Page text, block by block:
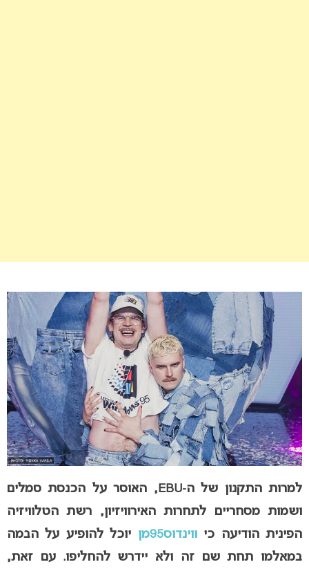
למרות התקנון של ה-EBU, האוסר על הכנסת סמלים
ושמות מסחריים לתחרות האירוויזיון, רשת הטלוויזיה
הפינית הודיעה כיווינדוס95מן
יוכל להופיע על הבמה
במאלמו תחת שם זה ולא יידרש להחליפו. עם זאת,